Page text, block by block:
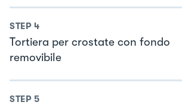
STEP 4
Tortiera per crostate con fondo
removibile
STEP 5